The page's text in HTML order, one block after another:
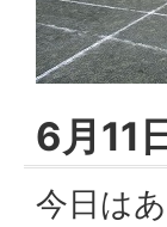
6月11
今日は